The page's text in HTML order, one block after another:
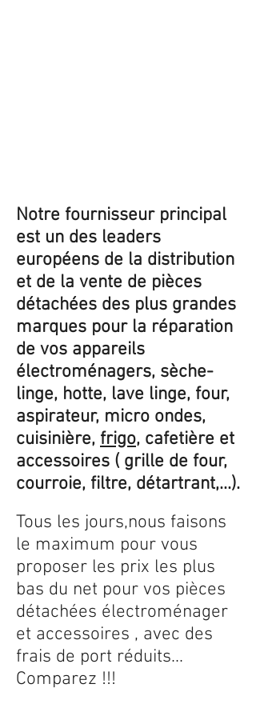
Notre fournisseur principal
est un des leaders
européens de la distribution
et de la vente de pièces
détachées des plus grandes
marques pour la réparation
de vos appareils
électroménagers, sèche-
linge, hotte, lave linge, four,
aspirateur, micro ondes,
cuisinière, frigo, cafetière et
accessoires ( grille de four,
courroie, filtre, détartrant,...).
Tous les jours,nous faisons
le maximum pour vous
proposer les prix les plus
bas du net pour vos pièces
détachées électroménager
et accessoires , avec des
frais de port réduits...
Comparez !!!